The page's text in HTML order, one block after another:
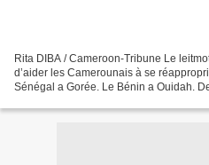
Rita DIBA / Cameroon-Tribune Le
d’aider les Camerounais à se
Sénégal a Gorée. Le Bénin a Ouidah.